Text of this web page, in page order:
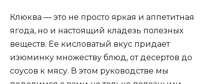
Клюква — это не просто яркая и аппетитная
ягода, но и настоящий кладезь полезных
веществ. Ее кисловатый вкус придает
изюминку множеству блюд, от десертов до
соусов к мясу. В этом руководстве мы